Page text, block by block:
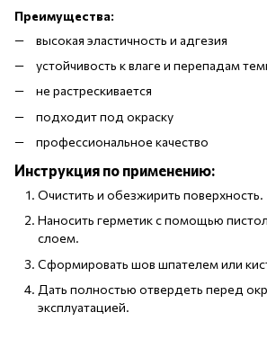
Преимущества:
высокая эластичность и адгезия
устойчивость к влаге и перепадам
не растрескивается
подходит под окраску
профессиональное качество
Инструкция по применению:
Очистить и обезжирить поверхность.
Наносить герметик с помощью
слоем.
Сформировать шов шпателем или
Дать полностью отвердеть перед
эксплуатацией.